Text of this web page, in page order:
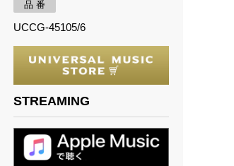
品 番
UCCG-45105/6
STREAMING